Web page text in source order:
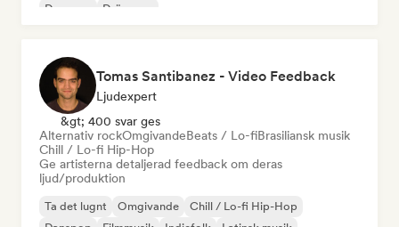
Danspop
Drömpop
Tomas Santibanez - Video Feedback
Ljudexpert
&gt; 400 svar ges
Alternativ rockOmgivandeBeats / Lo-fiBrasiliansk musik
Chill / Lo-fi Hip-Hop
Ge artisterna detaljerad feedback om deras
ljud/produktion
Ta det lugnt Omgivande
Chill / Lo-fi Hip-Hop